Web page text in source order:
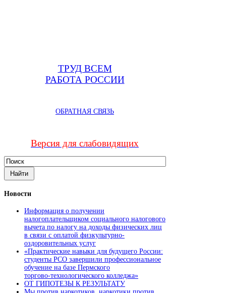
ТРУД ВСЕМ
РАБОТА РОССИИ
ОБРАТНАЯ СВЯЗЬ
Версия для слабовидящих
Новости
Информация о получении
налогоплательщиком социального налогового
вычета по налогу на доходы физических лиц
в связи с оплатой физкультурно-
оздоровительных услуг
«Практические навыки для будущего России:
студенты РСО завершили профессиональное
обучение на базе Пермского
торгово‑технологического колледжа»
ОТ ГИПОТЕЗЫ К РЕЗУЛЬТАТУ